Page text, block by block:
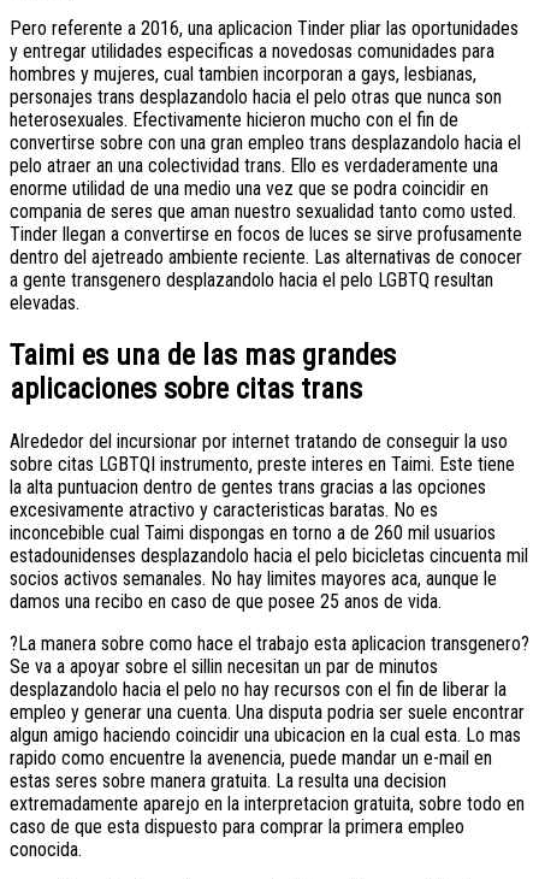
Pero referente a 2016, una aplicacion Tinder pliar las oportunidades
y entregar utilidades especificas a novedosas comunidades para
hombres y mujeres, cual tambien incorporan a gays, lesbianas,
personajes trans desplazandolo hacia el pelo otras que nunca son
heterosexuales. Efectivamente hicieron mucho con el fin de
convertirse sobre con una gran empleo trans desplazandolo hacia el
pelo atraer an una colectividad trans. Ello es verdaderamente una
enorme utilidad de una medio una vez que se podra coincidir en
compania de seres que aman nuestro sexualidad tanto como usted.
Tinder llegan a convertirse en focos de luces se sirve profusamente
dentro del ajetreado ambiente reciente. Las alternativas de conocer
a gente transgenero desplazandolo hacia el pelo LGBTQ resultan
elevadas.
Taimi es una de las mas grandes
aplicaciones sobre citas trans
Alrededor del incursionar por internet tratando de conseguir la uso
sobre citas LGBTQI instrumento, preste interes en Taimi. Este tiene
la alta puntuacion dentro de gentes trans gracias a las opciones
excesivamente atractivo y caracteristicas baratas. No es
inconcebible cual Taimi dispongas en torno a de 260 mil usuarios
estadounidenses desplazandolo hacia el pelo bicicletas cincuenta mil
socios activos semanales. No hay limites mayores aca, aunque le
damos una recibo en caso de que posee 25 anos de vida.
?La manera sobre como hace el trabajo esta aplicacion transgenero?
Se va a apoyar sobre el silli­n necesitan un par de minutos
desplazandolo hacia el pelo no hay recursos con el fin de liberar la
empleo y generar una cuenta. Una disputa podri­a ser suele encontrar
algun amigo haciendo coincidir una ubicacion en la cual esta. Lo mas
rapido como encuentre la avenencia, puede mandar un e-mail en
estas seres sobre manera gratuita. La resulta una decision
extremadamente aparejo en la interpretacion gratuita, sobre todo en
caso de que esta dispuesto para comprar la primera empleo
conocida.